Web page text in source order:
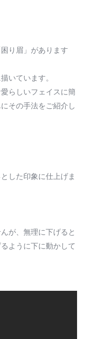
り眉」があります
いています。
らしいフェイスに簡
その手法をご紹介し
した印象に仕上げま
が、無理に下げると
ように下に動かして